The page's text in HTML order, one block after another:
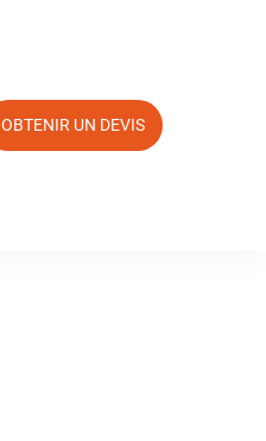
OBTENIR UN DEVIS